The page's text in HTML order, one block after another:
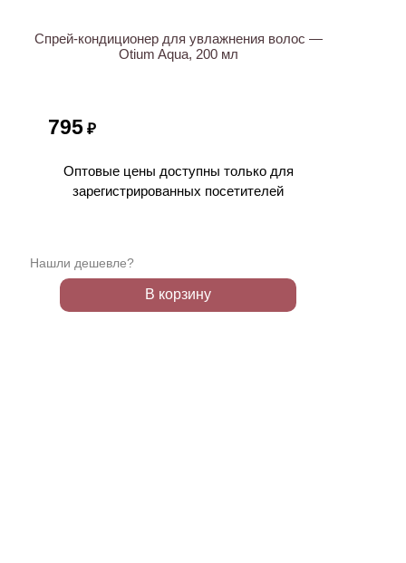
Спрей-кондиционер для увлажнения волос —
Otium Aqua, 200 мл
795 ₽
Оптовые цены доступны только для
зарегистрированных посетителей
Нашли дешевле?
В корзину